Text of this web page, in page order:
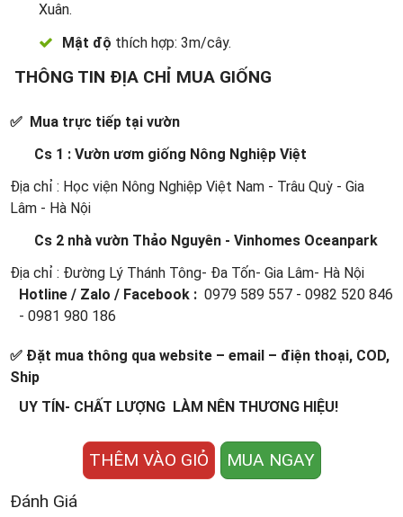
Xuân.
Mật độ thích hợp: 3m/cây.
THÔNG TIN ĐỊA CHỈ MUA GIỐNG
✅ Mua trực tiếp tại vườn
Cs 1 : Vườn ươm giống Nông Nghiệp Việt
Địa chỉ : Học viện Nông Nghiệp Việt Nam - Trâu Quỳ - Gia
Lâm - Hà Nội
Cs 2 nhà vườn Thảo Nguyên - Vinhomes Oceanpark
Địa chỉ : Đường Lý Thánh Tông- Đa Tốn- Gia Lâm- Hà Nội
Hotline / Zalo / Facebook : 0979 589 557 - 0982 520 846
- 0981 980 186
✅ Đặt mua thông qua website – email – điện thoại, COD,
Ship
UY TÍN- CHẤT LƯỢNG LÀM NÊN THƯƠNG HIỆU!
THÊM VÀO GIỎ
MUA NGAY
Đánh Giá